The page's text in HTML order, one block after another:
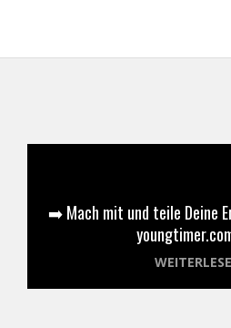
➡️ Mach mit und teile Deine